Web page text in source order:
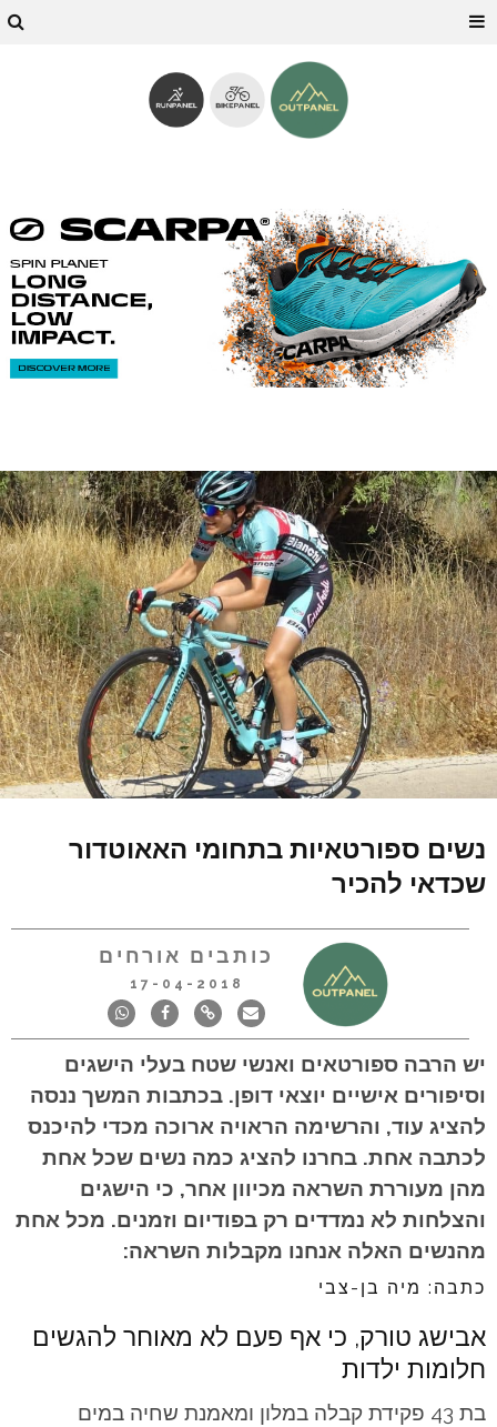
נשים ספורטאיות בתחומי האאוטדור
שכדאי להכיר
כותבים אורחים
17-04-2018
יש הרבה ספורטאים ואנשי שטח בעלי הישגים
וסיפורים אישיים יוצאי דופן. בכתבות המשך ננסה
להציג עוד, והרשימה הראויה ארוכה מכדי להיכנס
לכתבה אחת. בחרנו להציג כמה נשים שכל אחת
מהן מעוררת השראה מכיוון אחר, כי הישגים
והצלחות לא נמדדים רק בפודיום וזמנים. מכל אחת
מהנשים האלה אנחנו מקבלות השראה:
כתבה: מיה בן-צבי
אבישג טורק, כי אף פעם לא מאוחר להגשים
חלומות ילדות
בת 43 פקידת קבלה במלון ומאמנת שחיה במים